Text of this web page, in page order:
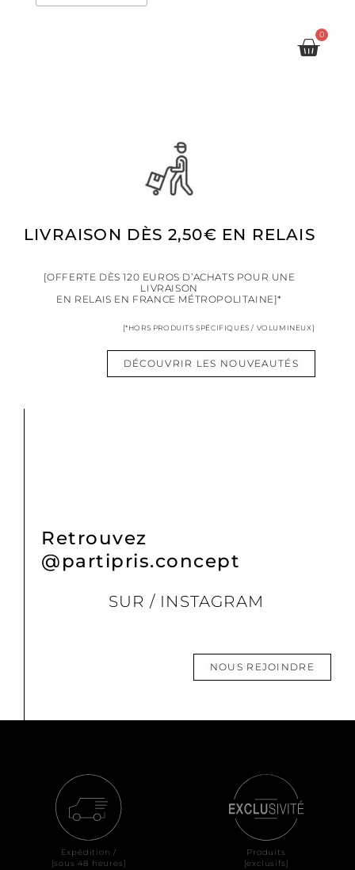
0
LIVRAISON DÈS 2,50€ EN RELAIS
[OFFERTE DÈS 120 EUROS D’ACHATS POUR UNE
LIVRAISON
EN RELAIS EN FRANCE MÉTROPOLITAINE]*
[*HORS PRODUITS SPÉCIFIQUES / VOLUMINEUX]
DÉCOUVRIR LES NOUVEAUTÉS
Retrouvez
@partipris.concept
SUR / INSTAGRAM
NOUS REJOINDRE
Expédition /
[sous 48 heures]
Produits
[exclusifs]